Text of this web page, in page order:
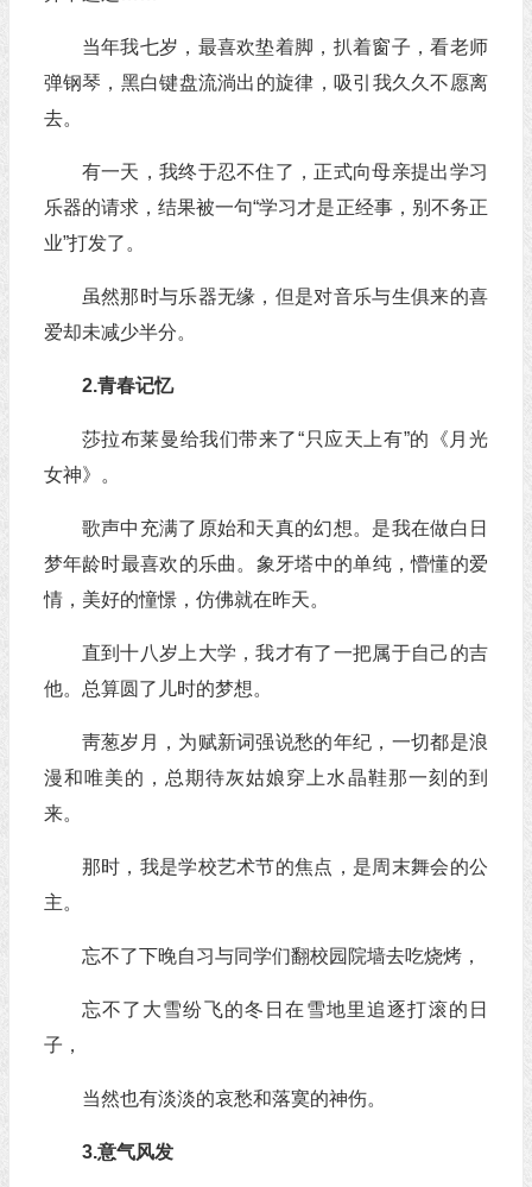
当年我七岁，最喜欢垫着脚，扒着窗子，看老师
弹钢琴，黑白键盘流淌出的旋律，吸引我久久不愿离
去。
有一天，我终于忍不住了，正式向母亲提出学习
乐器的请求，结果被一句“学习才是正经事，别不务正
业”打发了。
虽然那时与乐器无缘，但是对音乐与生俱来的喜
爱却未减少半分。
2.青春记忆
莎拉布莱曼给我们带来了“只应天上有”的《月光
女神》。
歌声中充满了原始和天真的幻想。是我在做白日
梦年龄时最喜欢的乐曲。象牙塔中的单纯，懵懂的爱
情，美好的憧憬，仿佛就在昨天。
直到十八岁上大学，我才有了一把属于自己的吉
他。总算圆了儿时的梦想。
靑葱岁月，为赋新词强说愁的年纪，一切都是浪
漫和唯美的，总期待灰姑娘穿上水晶鞋那一刻的到
来。
那时，我是学校艺术节的焦点，是周末舞会的公
主。
忘不了下晚自习与同学们翻校园院墙去吃烧烤，
忘不了大雪纷飞的冬日在雪地里追逐打滚的日
子，
当然也有淡淡的哀愁和落寞的神伤。
3.意气风发